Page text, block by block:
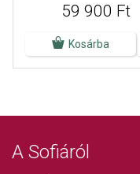
59 900 Ft
Kosárba
A Sofiáról